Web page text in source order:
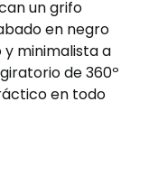
un grifo
en negro
minimalista a
de 360º
en todo